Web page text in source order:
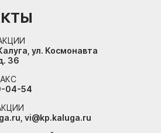
ул. Космонавта
36
04-54
vi@kp.kaluga.ru